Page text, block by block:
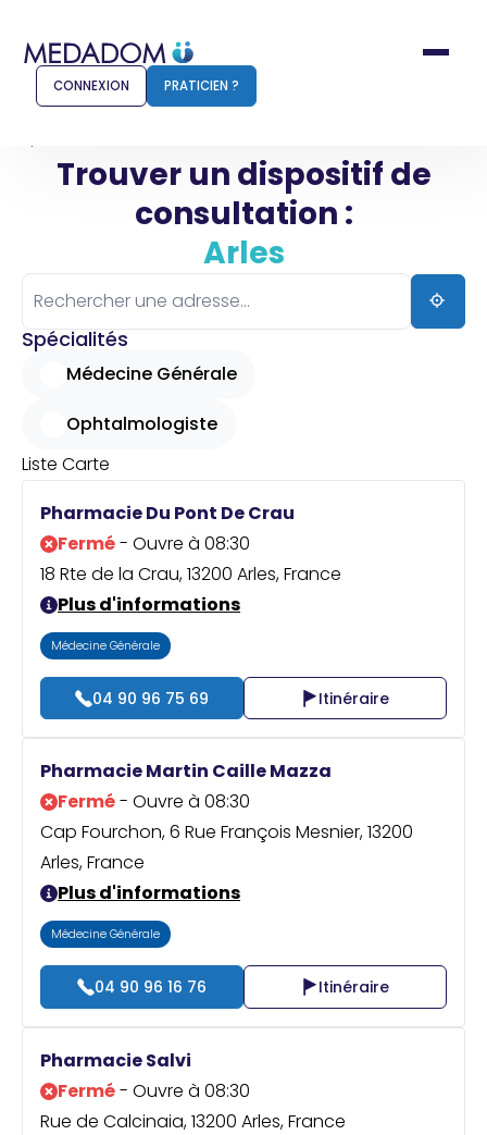
Comment ça marche ?
Pharmacien
Connexion
Praticien ?
CONNEXION PRATICIEN ?
Trouver un dispositif de
consultation :
Arles
Spécialités
Médecine Générale
Ophtalmologiste
Liste Carte
Pharmacie Du Pont De Crau
Fermé- Ouvre à 08:30
18 Rte de la Crau, 13200 Arles, France
Plus d'informations
Médecine Générale
04 90 96 75 69 Itinéraire
Pharmacie Martin Caille Mazza
Fermé- Ouvre à 08:30
Cap Fourchon, 6 Rue François Mesnier, 13200
Arles, France
Plus d'informations
Médecine Générale
04 90 96 16 76 Itinéraire
Pharmacie Salvi
Fermé- Ouvre à 08:30
Rue de Calcinaia, 13200 Arles, France